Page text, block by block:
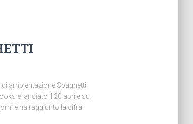
di ambientazione Spaghetti
e lanciato il 20 aprile su
e ha raggiunto la cifra